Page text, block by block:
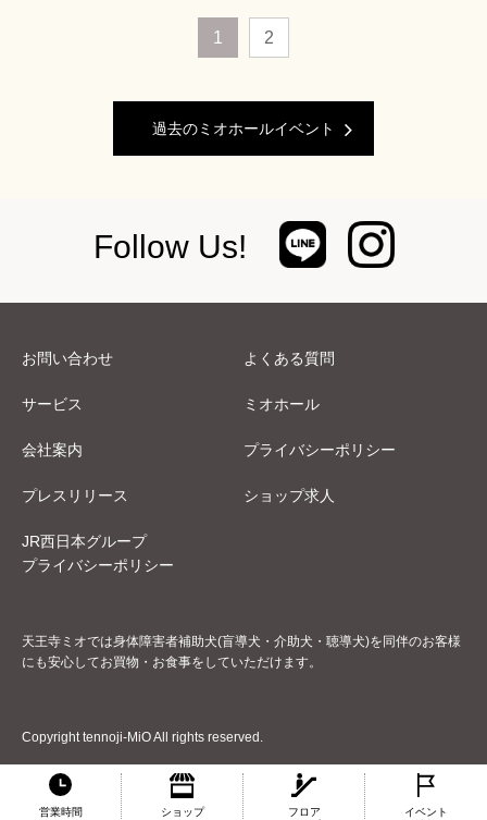
1 2
過去のミオホールイベント
Follow Us!
営業時間
ショップ
フロア
イベント
お問い合わせ よくある質問
サービス ミオホール
会社案内 プライバシーポリシー
プレスリリース ショップ求人
JR西日本グループ
プライバシーポリシー
天王寺ミオでは身体障害者補助犬(盲導犬・介助犬・聴導犬)を同伴のお客様
にも安心してお買物・お食事をしていただけます。
Copyright tennoji-MiO All rights reserved.